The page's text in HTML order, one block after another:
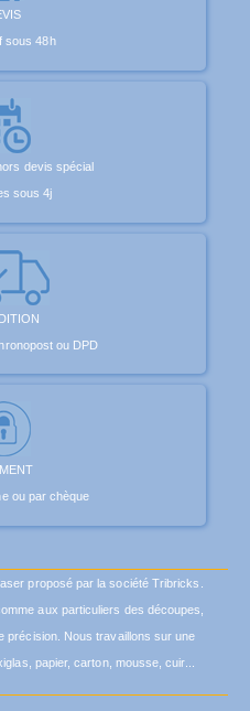
sous 48h
devis spécial
sous 4j
ou DPD
ou par chèque
proposé par la société Tribricks.
aux particuliers des découpes,
précision. Nous travaillons sur une
papier, carton, mousse, cuir...